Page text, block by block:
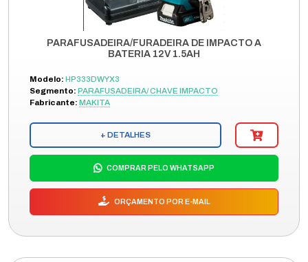
PARAFUSADEIRA/FURADEIRA DE IMPACTO A
BATERIA 12V 1.5AH
Modelo: HP333DWYX3
Segmento: PARAFUSADEIRA/ CHAVE IMPACTO
Fabricante: MAKITA
+ DETALHES
COMPRAR PELO WHATSAPP
ORÇAMENTO POR E-MAIL